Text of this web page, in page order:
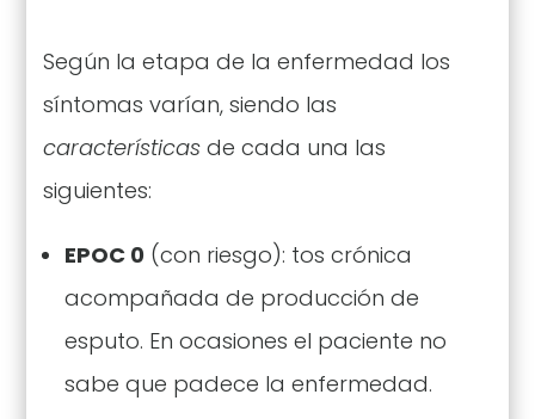
Según la etapa de la enfermedad los
síntomas varían, siendo las
característicasde cada una las
siguientes:
EPOC 0 (con riesgo): tos crónica
acompañada de producción de
esputo. En ocasiones el paciente no
sabe que padece la enfermedad.